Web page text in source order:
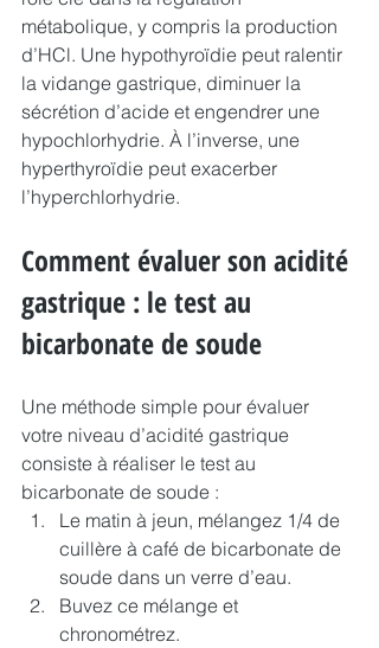
métabolique, y compris la production
d’HCl. Une hypothyroïdie peut ralentir
la vidange gastrique, diminuer la
sécrétion d’acide et engendrer une
hypochlorhydrie. À l’inverse, une
hyperthyroïdie peut exacerber
l’hyperchlorhydrie.
Comment évaluer son acidité
gastrique : le test au
bicarbonate de soude
Une méthode simple pour évaluer
votre niveau d’acidité gastrique
consiste à réaliser le test au
bicarbonate de soude :
Le matin à jeun, mélangez 1/4 de
cuillère à café de bicarbonate de
soude dans un verre d’eau.
Buvez ce mélange et
chronométrez.